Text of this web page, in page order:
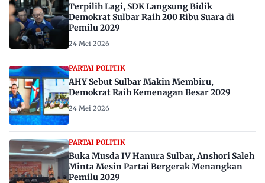
Terpilih Lagi, SDK Langsung Bidik
Demokrat Sulbar Raih 200 Ribu Suara di
Pemilu 2029
24 Mei 2026
PARTAI POLITIK
AHY Sebut Sulbar Makin Membiru,
Demokrat Raih Kemenagan Besar 2029
24 Mei 2026
PARTAI POLITIK
Buka Musda IV Hanura Sulbar, Anshori Saleh
Minta Mesin Partai Bergerak Menangkan
Pemilu 2029